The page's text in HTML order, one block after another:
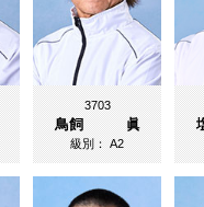
3703
鳥飼 眞
級別：A2